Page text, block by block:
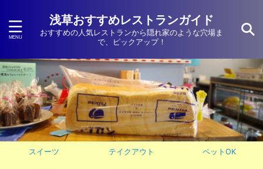
浅草おすすめレストランガイド
おすすめの人気レストランから隠れ家のような穴場ま
で、ピックアップ！
スイーツ テイクアウト ペットOK